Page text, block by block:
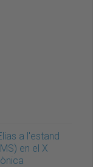
a l'estand
en el X